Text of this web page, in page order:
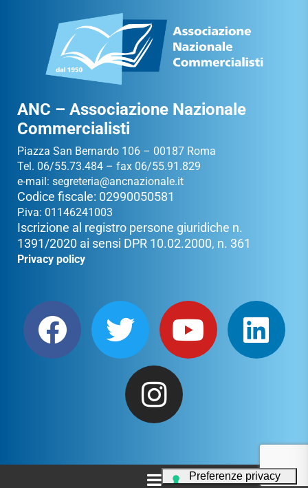
ANC – Associazione Nazionale
Commercialisti
Piazza San Bernardo 106 – 00187 Roma
Tel. 06/55.73.484 – fax 06/55.91.829
e-mail: segreteria@ancnazionale.it
Codice fiscale: 02990050581
P.iva: 01146241003
Iscrizione al registro persone giuridiche n.
1391/2020 ai sensi DPR 10.02.2000, n. 361
Privacy policy